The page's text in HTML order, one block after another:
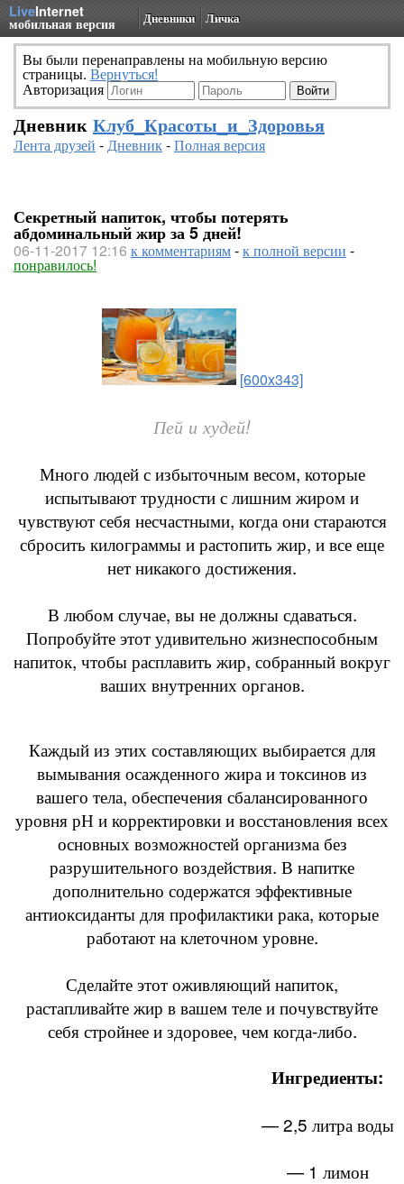
LiveInternet
мобильная версия Дневники Личка
Вы были перенаправлены на мобильную версию
страницы. Вернуться!
Авторизация
Дневник Клуб_Красоты_и_Здоровья
Лента друзей -Дневник-Полная версия
Секретный напиток, чтобы потерять
абдоминальный жир за 5 дней!
06-11-2017 12:16 к комментариям-к полной версии -
понравилось!
[600x343]
Пей и худей!
Много людей с избыточным весом, которые
испытывают трудности с лишним жиром и
чувствуют себя несчастными, когда они стараются
сбросить килограммы и растопить жир, и все еще
нет никакого достижения.
В любом случае, вы не должны сдаваться.
Попробуйте этот удивительно жизнеспособным
напиток, чтобы расплавить жир, собранный вокруг
ваших внутренних органов.
Каждый из этих составляющих выбирается для
вымывания осажденного жира и токсинов из
вашего тела, обеспечения сбалансированного
уровня рН и корректировки и восстановления всех
основных возможностей организма без
разрушительного воздействия. В напитке
дополнительно содержатся эффективные
антиоксиданты для профилактики рака, которые
работают на клеточном уровне.
Сделайте этот оживляющий напиток,
растапливайте жир в вашем теле и почувствуйте
себя стройнее и здоровее, чем когда-либо.
Ингредиенты:
— 2,5 литра воды
— 1 лимон